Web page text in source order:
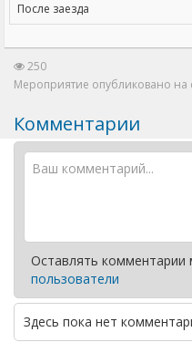
После заезда
250
Мероприятие опубликовано на
Комментарии
Оставлять комментарии
пользователи
Здесь пока нет